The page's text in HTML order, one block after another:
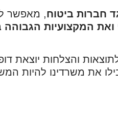
חברות ביטוח, מאפשר
המקצועיות הגבוהה
והצלחות יוצאת
את משרדינו להיות